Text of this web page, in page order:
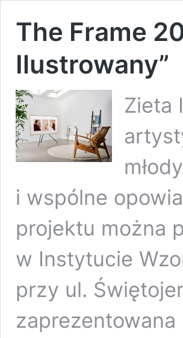
The Frame
Ilustrowany”
Zieta
i wspólne
projektu można
w Instytucie
przy ul.